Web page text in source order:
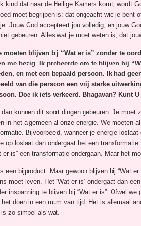
kind dat naar de Heilige Kamers komt, wordt
moet begrijpen is: dat ongeacht wie je
Jouw God accepteert jou volledig, en jouw
gebeuren. Alles wat je moet weten is, dat
moeten blijven bij “Wat er is” zonder te
me bezig. Ik probeerde om te blijven bij
en met een bepaald persoon. Ik had
van die persoon een vrij sterke
Doe ik iets verkeerd, Bhagavan? Kunt
kunnen dit soort dingen gebeuren. Je moet
in het algemeen al onze energie. We moeten
Bijvoorbeeld, wanneer je energie
op loslaat dan ondergaat het een
is” een transformatie ondergaan. Maar het
bijproduct. Maar gewoon blijven bij “Wat er
moet leven. Het “Wat er is” ondergaat dan
te blijven bij “Wat er is”. Ofwel we
doen in een mum van tijd. Het is allemaal
is zo simpel als wat.